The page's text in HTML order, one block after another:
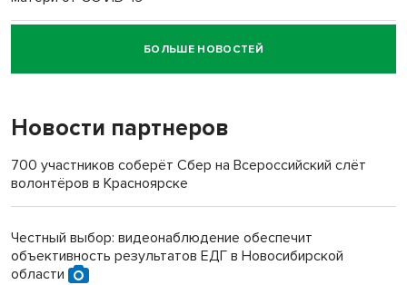
Новосибирский суд наказал водителя за смерть
пенсионерки на вокзале
БОЛЬШЕ НОВОСТЕЙ
Новости партнеров
700 участников соберёт Сбер на Всероссийский слёт
волонтёров в Красноярске
Честный выбор: видеонаблюдение обеспечит
объективность результатов ЕДГ в Новосибирской
области